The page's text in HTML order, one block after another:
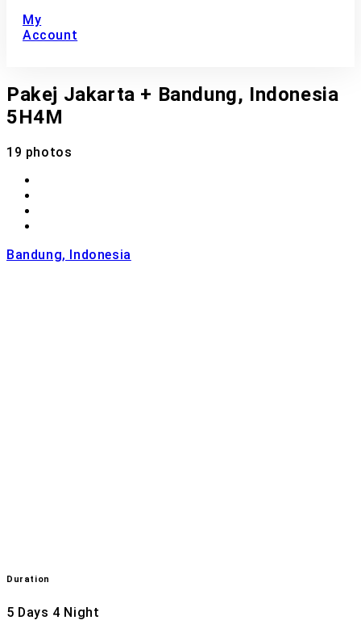
My
Account
Pakej Jakarta + Bandung, Indonesia
5H4M
19 photos
Bandung, Indonesia
Duration
5 Days 4 Night